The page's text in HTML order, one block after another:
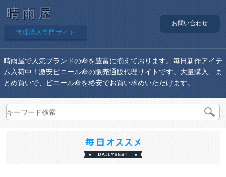
晴雨屋
代理購入専門サイト
お問い合わせ
晴雨屋で人気ブランドの傘を豊富に揃えております。毎日新作アイテ
ム入荷中！激安ビニール傘の販売通販代理サイトです。大量購入、ま
とめ買いで、ビニール傘を格安でお買い求めいただけます。